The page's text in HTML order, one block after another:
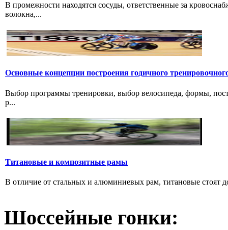
В промежности находятся сосуды, ответственные за
волокна,...
Основные концепции построения годичного
Выбор программы тренировки, выбор велосипеда, формы,
р...
Титановые и композитные рамы
В отличие от стальных и алюминиевых рам, титановые стоят
Шоссейные гонки: